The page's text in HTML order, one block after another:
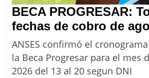
BECA PROGRESAR:
fechas de cobro de
ANSES confirmó el
la Beca Progresar para el mes
2026 del 13 al 20 segun DNI